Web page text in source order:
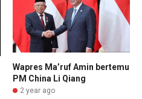
Wapres Ma’ruf Amin bertemu
PM China Li Qiang
2 year ago